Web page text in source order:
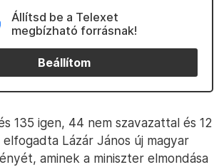
Állítsd be a Telexet
megbízható forrásnak!
Beállítom
135 igen, 44 nem szavazattal és 12
Lázár János új magyar
aminek a miniszter elmondása